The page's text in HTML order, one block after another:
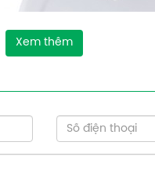
Xem thêm